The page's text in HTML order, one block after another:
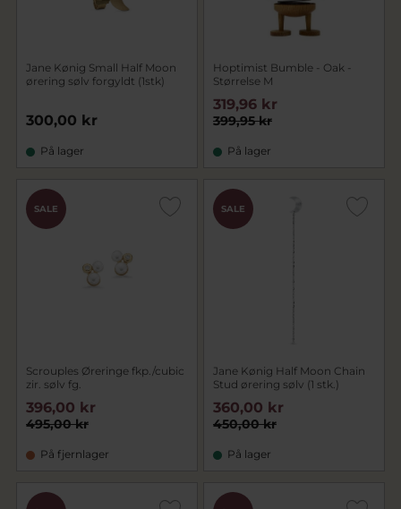
Jane Kønig Small Half Moon
ørering sølv forgyldt (1stk)
300,00 kr
På lager
Hoptimist Bumble - Oak -
Størrelse M
399,95 kr
319,96 kr
På lager
SALE
Scrouples Øreringe fkp./cubic
zir. sølv fg.
495,00 kr
396,00 kr
På fjernlager
SALE
Jane Kønig Half Moon Chain
Stud ørering sølv (1 stk.)
450,00 kr
360,00 kr
På lager